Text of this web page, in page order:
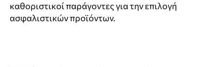
καθοριστικοί παράγοντες για την επιλογή
ασφαλιστικών προϊόντων.